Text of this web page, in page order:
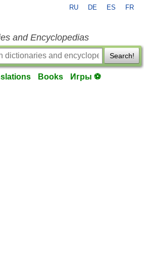
RU DE ES FR
and Encyclopedias
Search!
Books Игры ⚽